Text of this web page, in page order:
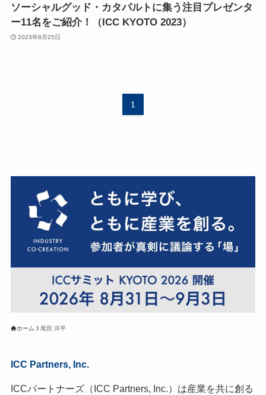
ソーシャルグッド・カタパルトに集う注目プレゼンタ
ー11名をご紹介！（ICC KYOTO 2023）
2023年8月25日
1
ホーム 尾田 洋平
ICC Partners, Inc.
ICCパートナーズ（ICC Partners, Inc.）は産業を共に創る